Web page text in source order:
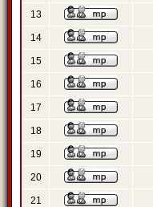
13
14
15
16
17
18
19
20
21